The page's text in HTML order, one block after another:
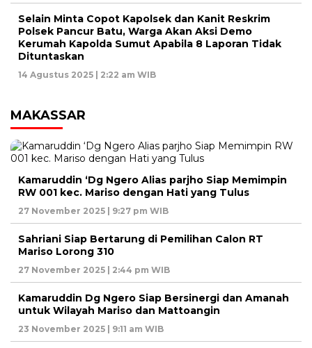
Selain Minta Copot Kapolsek dan Kanit Reskrim
Polsek Pancur Batu, Warga Akan Aksi Demo
Kerumah Kapolda Sumut Apabila 8 Laporan Tidak
Dituntaskan
14 Agustus 2025 | 2:22 am WIB
MAKASSAR
Kamaruddin ‘Dg Ngero Alias parjho Siap Memimpin
RW 001 kec. Mariso dengan Hati yang Tulus
27 November 2025 | 9:27 pm WIB
Sahriani Siap Bertarung di Pemilihan Calon RT
Mariso Lorong 310
27 November 2025 | 2:44 pm WIB
Kamaruddin Dg Ngero Siap Bersinergi dan Amanah
untuk Wilayah Mariso dan Mattoangin
23 November 2025 | 9:11 am WIB